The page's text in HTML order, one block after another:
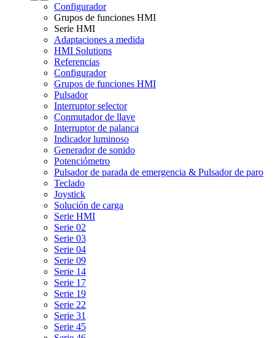
Configurador
Grupos de funciones HMI
Serie HMI
Adaptaciones a medida
HMI Solutions
Referencias
Configurador
Grupos de funciones HMI
Pulsador
Interruptor selector
Conmutador de llave
Interruptor de palanca
Indicador luminoso
Generador de sonido
Potenciómetro
Pulsador de parada de emergencia & Pulsador de paro
Teclado
Joystick
Solución de carga
Serie HMI
Serie 02
Serie 03
Serie 04
Serie 09
Serie 14
Serie 17
Serie 19
Serie 22
Serie 31
Serie 45